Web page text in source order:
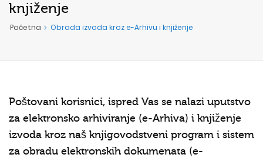
knjiženje
Početna Obrada izvoda kroz e-Arhivu i knjiženje
Poštovani korisnici, ispred Vas se nalazi uputstvo
za elektronsko arhiviranje (e-Arhiva) i knjiženje
izvoda kroz naš knjigovodstveni program i sistem
za obradu elektronskih dokumenata (e-